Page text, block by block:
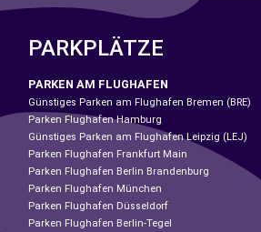
PARKPLÄTZE
PARKEN AM FLUGHAFEN
Günstiges Parken am Flughafen Bremen (BRE)
Parken Flughafen Hamburg
Günstiges Parken am Flughafen Leipzig (LEJ)
Parken Flughafen Frankfurt Main
Parken Flughafen Berlin Brandenburg
Parken Flughafen München
Parken Flughafen Düsseldorf
Parken Flughafen Berlin-Tegel